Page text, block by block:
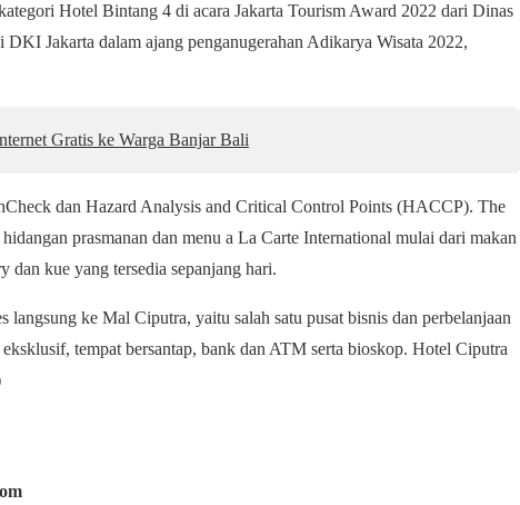
Hotel Bintang 4 di acara Jakarta Tourism Award 2022 dari Dinas
Jakarta dalam ajang penganugerahan Adikarya Wisata 2022,
Gratis ke Warga Banjar Bali
dan Hazard Analysis and Critical Control Points (HACCP). The
prasmanan dan menu a La Carte International mulai dari makan
dan kue yang tersedia sepanjang hari.
langsung ke Mal Ciputra, yaitu salah satu pusat bisnis dan perbelanjaan
tempat bersantap, bank dan ATM serta bioskop. Hotel Ciputra